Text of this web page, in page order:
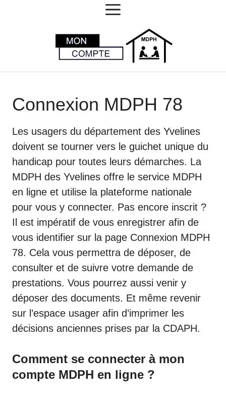
MENU
Connexion MDPH 78
Les usagers du département des Yvelines
doivent se tourner vers le guichet unique du
handicap pour toutes leurs démarches. La
MDPH des Yvelines offre le service MDPH
en ligne et utilise la plateforme nationale
pour vous y connecter. Pas encore inscrit ?
Il est impératif de vous enregistrer afin de
vous identifier sur la page Connexion MDPH
78. Cela vous permettra de déposer, de
consulter et de suivre votre demande de
prestations. Vous pourrez aussi venir y
déposer des documents. Et même revenir
sur l’espace usager afin d’imprimer les
décisions anciennes prises par la CDAPH.
Comment se connecter à mon
compte MDPH en ligne ?